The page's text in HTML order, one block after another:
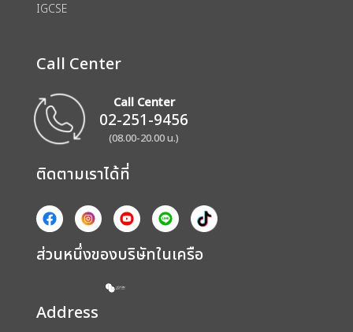
IGCSE
Call Center
Call Center
02-251-9456
(08.00-20.00 น.)
ติดตามเราได้ที่
ส่วนหนึ่งของบริษัทในเครือ
Address